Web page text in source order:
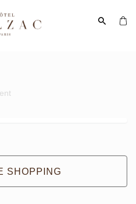
SHOPPING